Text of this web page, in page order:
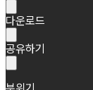
다운로드
공유하기